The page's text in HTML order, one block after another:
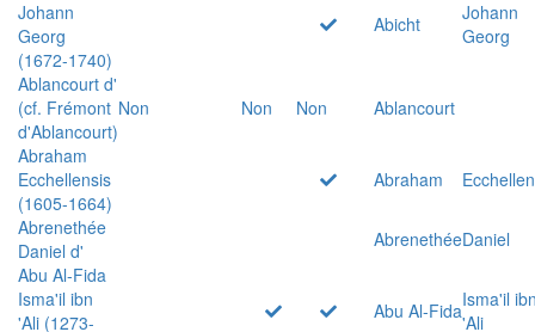
Johann
Georg
(1672-1740)
Abicht
Johann
Georg
Ablancourt d'
(cf. Frémont
d'Ablancourt)
Non Non Non
Ablancourt
Abraham
Ecchellensis
(1605-1664)
Abraham
Abrenethée
Daniel d'
AbrenethéeDaniel
Abu Al-Fida
Isma'il ibn
'Ali (1273-
Abu Al-FidaIsma'il
'Ali